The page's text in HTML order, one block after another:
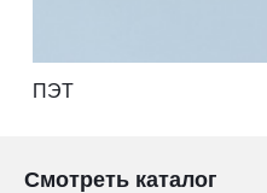
ПЭТ
Смотреть каталог